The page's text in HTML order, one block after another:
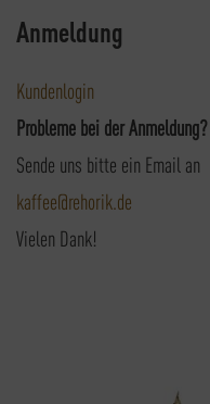
Anmeldung
Kundenlogin
Probleme bei der Anmeldung?
Sende uns bitte ein Email an
kaffee@rehorik.de
Vielen Dank!